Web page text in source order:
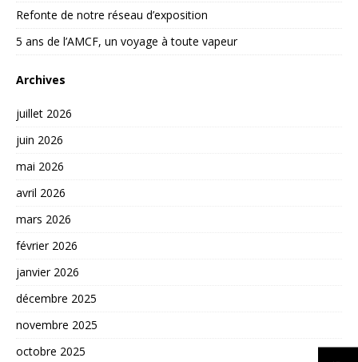
Refonte de notre réseau d’exposition
5 ans de l’AMCF, un voyage à toute vapeur
Archives
juillet 2026
juin 2026
mai 2026
avril 2026
mars 2026
février 2026
janvier 2026
décembre 2025
novembre 2025
octobre 2025